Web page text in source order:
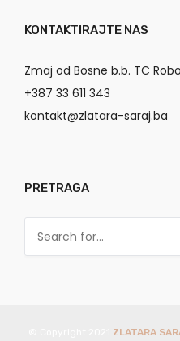
KONTAKTIRAJTE NAS
Zmaj od Bosne b.b. TC
+387 33 611 343
kontakt@zlatara-saraj.ba
PRETRAGA
ZLATARA